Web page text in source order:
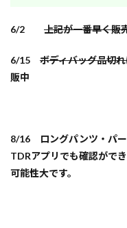
6/2 上記が一番早く販
6/15 ボディバッグ品切
販中
8/16 ロングパンツ・パー
TDRアプリでも確認ができ
可能性大です。